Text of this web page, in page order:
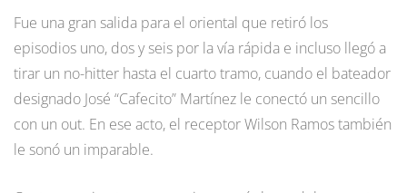
Fue una gran salida para el oriental que retiró los
episodios uno, dos y seis por la vía rápida e incluso llegó a
tirar un no-hitter hasta el cuarto tramo, cuando el bateador
designado José “Cafecito” Martínez le conectó un sencillo
con un out. En ese acto, el receptor Wilson Ramos también
le sonó un imparable.